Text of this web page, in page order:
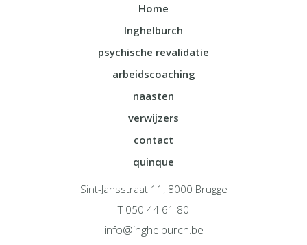
Home
Inghelburch
psychische revalidatie
arbeidscoaching
naasten
verwijzers
contact
quinque
Sint-Jansstraat 11, 8000 Brugge
T 050 44 61 80
info@inghelburch.be